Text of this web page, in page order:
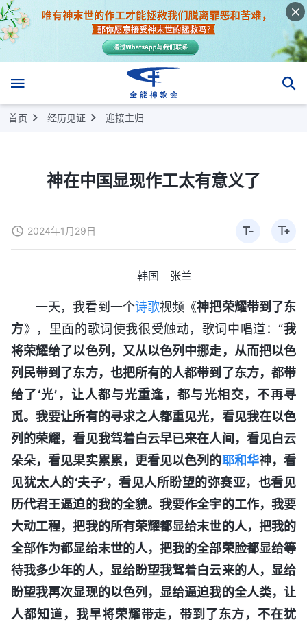
首页 经历见证 迎接主归
神在中国显现作工太有意义了
2024年1月29日
韩国 张兰
一天，我看到一个诗歌视频《神把荣耀带到了东
方》，里面的歌词使我很受触动，歌词中唱道：“我
将荣耀给了以色列，又从以色列中挪走，从而把以色
列民带到了东方，也把所有的人都带到了东方，都带
给了‘光’，让人都与光重逢，都与光相交，不再寻
觅。我要让所有的寻求之人都重见光，看见我在以色
列的荣耀，看见我驾着白云早已来在人间，看见白云
朵朵，看见果实累累，更看见以色列的耶和华神，看
见犹太人的‘夫子’，看见人所盼望的弥赛亚，也看见
历代君王逼迫的我的全貌。我要作全宇的工作，我要
大动工程，把我的所有荣耀都显给末世的人，把我的
全部作为都显给末世的人，把我的全部荣脸都显给等
待我多少年的人，显给盼望我驾着白云来的人，显给
盼望我再次显现的以色列，显给逼迫我的全人类，让
人都知道，我早将荣耀带走，带到了东方，不在犹